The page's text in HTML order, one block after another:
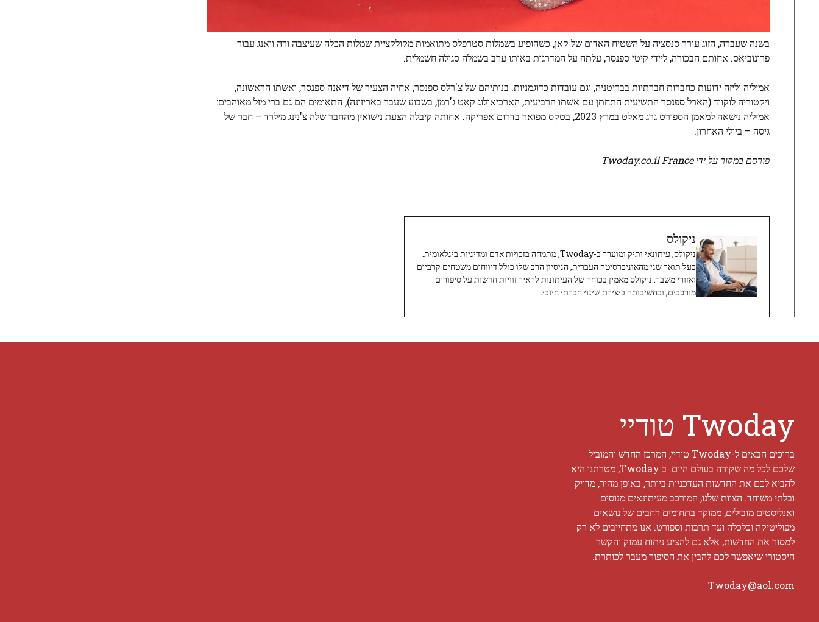
בשנה שעברה, הזוג עורר סנסציה על השטיח האדום של קאן, כשהופיע בשמלות סטרפלס מתואמות מקולקציית שמלות הכלה שעיצבה ורה וואנג עבור
פרונוביאס. אחותם הבכורה, ליידי קיטי ספנסר, עלתה על המדרגות באותו ערב בשמלה סגולה חשמלית.
אמיליה וליזה ידועות כחברות חברתיות בבריטניה, וגם עובדות כדוגמניות. בנותיהם של צ'רלס ספנסר, אחיה הצעיר של דיאנה ספנסר, ואשתו הראשונה,
ויקטוריה לוקווד (הארל ספנסר התשיעית התחתן עם אשתו הרביעית, הארכיאולוג קאט ג'רמן, בשבוע שעבר באריזונה), התאומים הם גם ברי מזל מאוהבים:
אמיליה נישאה למאמן הספורט גרג מאלט במרץ 2023, בטקס מפואר בדרום אפריקה. אחותה קיבלה הצעת נישואין מהחבר שלה צ'נינג מילרד – חבר של
גיסה – ביולי האחרון.
פורסם במקור על ידי Twoday.co.il France
ניקולס
ניקולס, עיתונאי ותיק ומוערך ב-Twoday, מתמחה בזכויות אדם ומדיניות בינלאומית.
בעל תואר שני מהאוניברסיטה העברית, הניסיון הרב שלו כולל דיווחים משטחים קרביים
ואזורי משבר. ניקולס מאמין בכוחה של העיתונות להאיר זוויות חדשות על סיפורים
מורכבים, ובחשיבותה ביצירת שינוי חברתי חיובי.
Twoday טודיי
ברוכים הבאים ל-Twoday טודיי, המרכז החדש והמוביל
שלכם לכל מה שקורה בעולם היום. ב Twoday, מטרתנו היא
להביא לכם את החדשות העדכניות ביותר, באופן מהיר, מדויק
ובלתי משוחד. הצוות שלנו, המורכב מעיתונאים מנוסים
ואנליסטים מובילים, ממוקד בתחומים רחבים של נושאים
מפוליטיקה וכלכלה ועד תרבות וספורט. אנו מתחייבים לא רק
למסור את החדשות, אלא גם להציע ניתוח עמוק והקשר
היסטורי שיאפשר לכם להבין את הסיפור מעבר לכותרת.
Twoday@aol.com